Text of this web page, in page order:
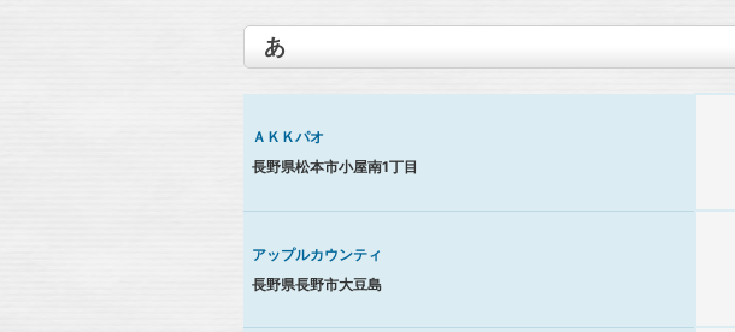
あ
ＡＫＫパオ
長野県松本市小屋南1丁目
アップルカウンティ
長野県長野市大豆島